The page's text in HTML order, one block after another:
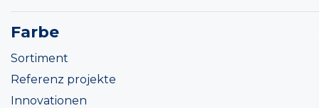
Farbe
Sortiment
Referenz projekte
Innovationen